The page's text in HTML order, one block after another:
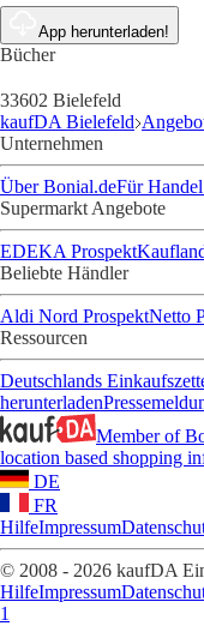
App herunterladen!
Bücher
33602 Bielefeld
kaufDA Bielefeld
Unternehmen
Über Bonial.deFür
Supermarkt Angebote
EDEKA Prospekt
Beliebte Händler
Aldi Nord ProspektNetto
Ressourcen
Deutschlands
herunterladen
Member of
location based shopping
DE
FR
HilfeImpressum
© 2008 - 2026 kaufDA
HilfeImpressum
1